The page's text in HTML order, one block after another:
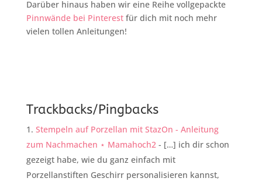
Darüber hinaus haben wir eine Reihe vollgepackte
Pinnwände bei Pinterestfür dich mit noch mehr
vielen tollen Anleitungen!
Trackbacks/Pingbacks
Stempeln auf Porzellan mit StazOn - Anleitung
zum Nachmachen ⋆ Mamahoch2 - […] ich dir schon
gezeigt habe, wie du ganz einfach mit
Porzellanstiften Geschirr personalisieren kannst,